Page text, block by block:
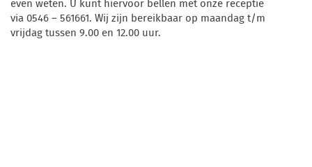
via 0546 – 561661. Wij zijn bereikbaar op maandag t/m
vrijdag tussen 9.00 en 12.00 uur.